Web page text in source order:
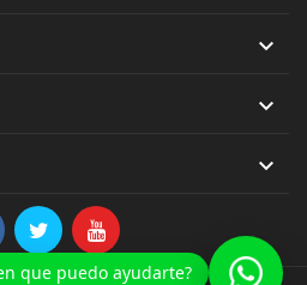



que puedo ayudarte?